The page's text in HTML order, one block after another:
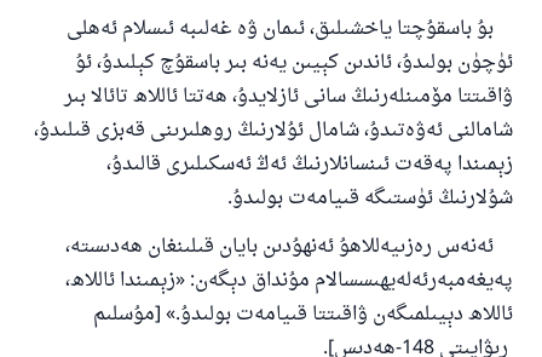
بۇ باسقۇچتا ياخشىلىق، ئىمان ۋە غەلىبە ئىسلام ئەھلى
ئۈچۈن بولىدۇ، ئاندىن كېيىن يەنە بىر باسقۇچ كېلىدۇ، ئۇ
ۋاقىتتا مۆمىنلەرنىڭ سانى ئازلايدۇ، ھەتتا ئاللاھ تائالا بىر
شامالنى ئەۋەتىدۇ، شامال ئۇلارنىڭ روھلىرىنى قەبزى قىلىدۇ،
زېمىندا پەقەت ئىنسانلارنىڭ ئەڭ ئەسكىلىرى قالىدۇ،
شۇلارنىڭ ئۈستىگە قىيامەت بولىدۇ.
ئەنەس رەزىيەللاھۇ ئەنھۇدىن بايان قىلىنغان ھەدىستە،
پەيغەمبەرئەلەيھىسسالام مۇنداق دېگەن:«زېمىندا ئاللاھ،
ئاللاھ دېيىلمىگەن ۋاقىتتا قىيامەت بولىدۇ.» [مۇسلىم
رىۋايىتى 148-ھەدىس].
110845 - نومۇرلۇق سوئالنىڭ جاۋابى
ئائىلىنى ساقلاپ قالدى
ئۇممەتكە جاۋاپ بېرىشىمىزگە ياردەم قىلىڭ